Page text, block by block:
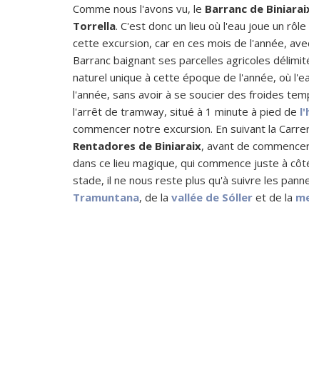
Comme nous l'avons vu, le Barranc de
Torrella. C'est donc un lieu où l'eau joue un
cette excursion, car en ces mois de l'année,
Barranc baignant ses parcelles agricoles
naturel unique à cette époque de l'année, où
l'année, sans avoir à se soucier des froides
l'arrêt de tramway, situé à 1 minute à pied de
commencer notre excursion. En suivant la
Rentadores de Biniaraix, avant de
dans ce lieu magique, qui commence juste à
stade, il ne nous reste plus qu'à suivre les
Tramuntana, de la vallée de Sóller et de la